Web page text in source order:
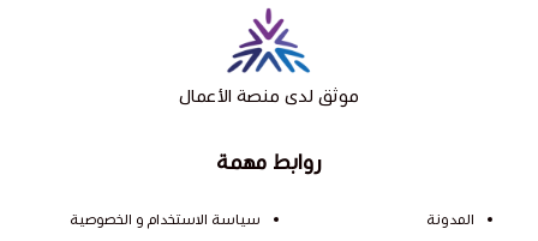
روابط مهمة
المدونة سياسة الاستخدام و الخصوصية
موثق لدى منصة الأعمال